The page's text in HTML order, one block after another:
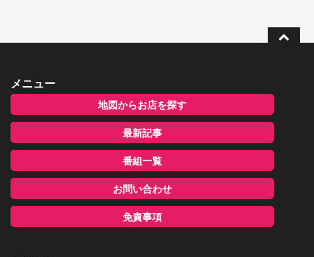
メニュー
地図からお店を探す
最新記事
番組一覧
お問い合わせ
免責事項